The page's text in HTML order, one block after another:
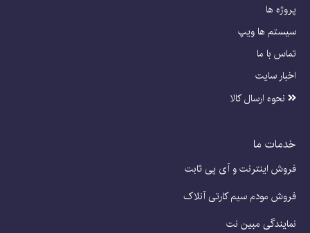
پروژه ها
سیستم ها ویپ
تماس با ما
اخبار سایت
نحوه ارسال کالا
خدمات ما
فروش اینترنت و آی پی ثابت
فروش مودم سیم کارتی آنلاک
نمایندگی مبین نت